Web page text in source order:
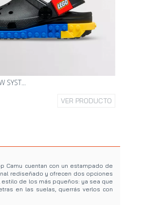
SYST...
VER PRODUCTO
Camu cuentan con un estampado de
rediseñado y ofrecen dos opciones
estilo de los más pqueños: ya sea que
en las suelas, querrás verlos con